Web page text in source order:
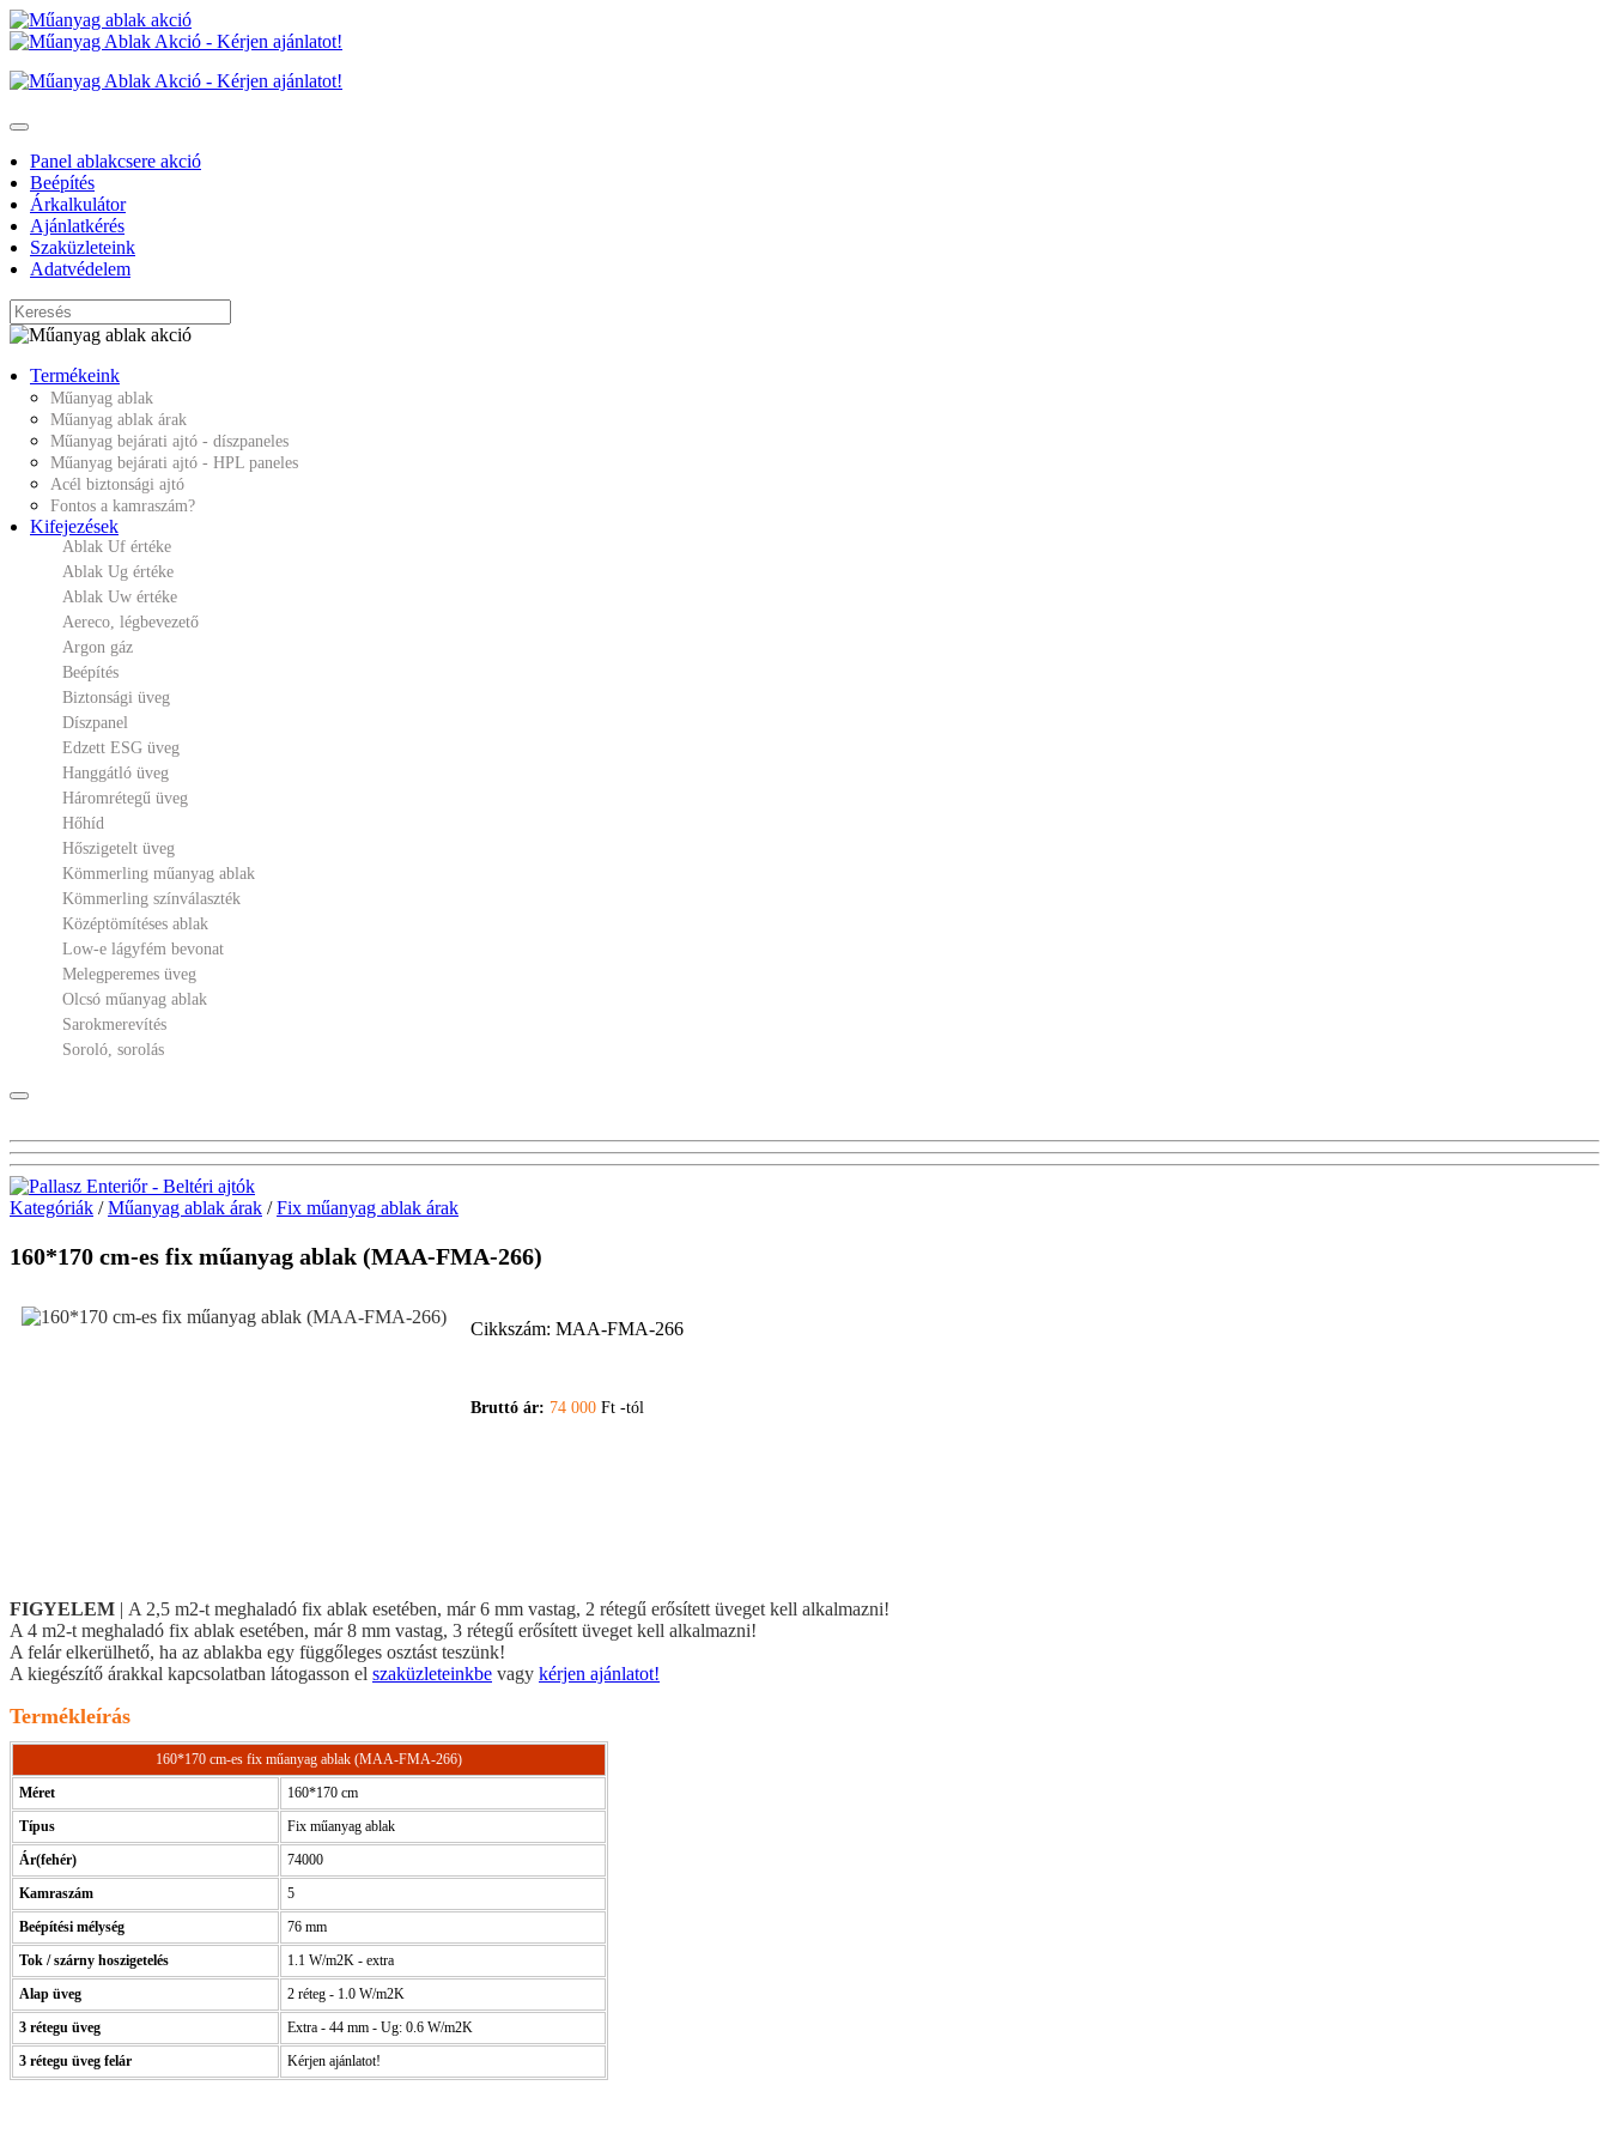
Panel ablakcsere akció
Beépítés
Árkalkulátor
Ajánlatkérés
Szaküzleteink
Adatvédelem
Termékeink
Műanyag ablak
Műanyag ablak árak
Műanyag bejárati ajtó - díszpaneles
Műanyag bejárati ajtó - HPL paneles
Acél biztonsági ajtó
Fontos a kamraszám?
Kifejezések
Ablak Uf értéke
Ablak Ug értéke
Ablak Uw értéke
Aereco, légbevezető
Argon gáz
Beépítés
Biztonsági üveg
Díszpanel
Edzett ESG üveg
Hanggátló üveg
Háromrétegű üveg
Hőhíd
Hőszigetelt üveg
Kömmerling műanyag ablak
Kömmerling színválaszték
Középtömítéses ablak
Low-e lágyfém bevonat
Melegperemes üveg
Olcsó műanyag ablak
Sarokmerevítés
Soroló, sorolás
Kategóriák /Műanyag ablak árak /Fix műanyag ablak árak
160*170 cm-es fix műanyag ablak (MAA-FMA-266)
Cikkszám: MAA-FMA-266
Bruttó ár: 74 000 Ft -tól
FIGYELEM | A 2,5 m2-t meghaladó fix ablak esetében, már 6 mm vastag, 2 rétegű erősített üveget kell alkalmazni!
A 4 m2-t meghaladó fix ablak esetében, már 8 mm vastag, 3 rétegű erősített üveget kell alkalmazni!
A felár elkerülhető, ha az ablakba egy függőleges osztást teszünk!
A kiegészítő árakkal kapcsolatban látogasson el szaküzleteinkbe vagy kérjen ajánlatot!
Termékleírás
160*170 cm-es fix műanyag ablak (MAA-FMA-266)
Méret
160*170 cm
Típus
Fix műanyag ablak
Ár(fehér)
74000
Kamraszám
5
Beépítési mélység
76 mm
Tok / szárny hoszigetelés
1.1 W/m2K - extra
Alap üveg
2 réteg - 1.0 W/m2K
3 rétegu üveg
Extra - 44 mm - Ug: 0.6 W/m2K
3 rétegu üveg felár
Kérjen ajánlatot!